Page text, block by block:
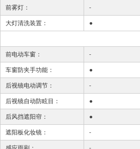
前雾灯： -
大灯清洗装置： ●
前电动车窗： -
车窗防夹手功能： ●
后视镜电动调节： -
后视镜自动防眩目： ●
后风挡遮阳帘： ●
遮阳板化妆镜： -